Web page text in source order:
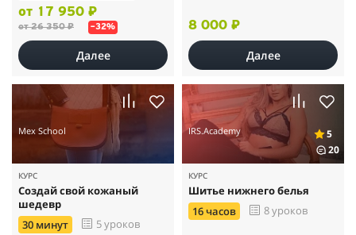
от 17 950 ₽
от 26 350 ₽ –32%
Далее
8 000 ₽
Далее
Mex School
КУРС
Создай свой кожаный
шедевр
30 минут
5 уроков
IRS.Academy
5
20
КУРС
Шитье нижнего белья
16 часов 8 уроков